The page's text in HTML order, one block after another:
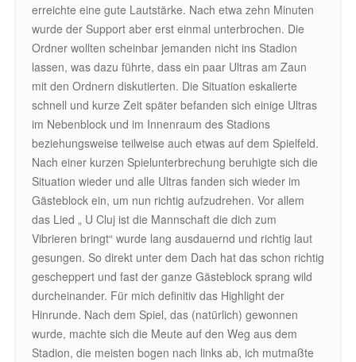
erreichte eine gute Lautstärke. Nach etwa zehn Minuten
wurde der Support aber erst einmal unterbrochen. Die
Ordner wollten scheinbar jemanden nicht ins Stadion
lassen, was dazu führte, dass ein paar Ultras am Zaun
mit den Ordnern diskutierten. Die Situation eskalierte
schnell und kurze Zeit später befanden sich einige Ultras
im Nebenblock und im Innenraum des Stadions
beziehungsweise teilweise auch etwas auf dem Spielfeld.
Nach einer kurzen Spielunterbrechung beruhigte sich die
Situation wieder und alle Ultras fanden sich wieder im
Gästeblock ein, um nun richtig aufzudrehen. Vor allem
das Lied „ U Cluj ist die Mannschaft die dich zum
Vibrieren bringt“ wurde lang ausdauernd und richtig laut
gesungen. So direkt unter dem Dach hat das schon richtig
gescheppert und fast der ganze Gästeblock sprang wild
durcheinander. Für mich definitiv das Highlight der
Hinrunde. Nach dem Spiel, das (natürlich) gewonnen
wurde, machte sich die Meute auf den Weg aus dem
Stadion, die meisten bogen nach links ab, ich mutmaßte